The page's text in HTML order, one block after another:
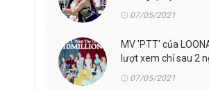
07/05/2021
MV 'PTT' của
lượt xem chỉ sau 2
07/05/2021